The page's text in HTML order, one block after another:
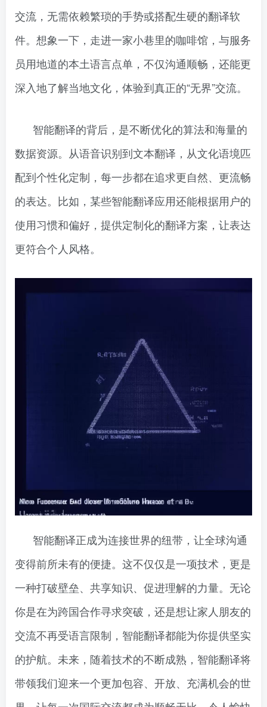
交流，无需依赖繁琐的手势或搭配生硬的翻译软
件。想象一下，走进一家小巷里的咖啡馆，与服务
员用地道的本土语言点单，不仅沟通顺畅，还能更
深入地了解当地文化，体验到真正的“无界”交流。
智能翻译的背后，是不断优化的算法和海量的
数据资源。从语音识别到文本翻译，从文化语境匹
配到个性化定制，每一步都在追求更自然、更流畅
的表达。比如，某些智能翻译应用还能根据用户的
使用习惯和偏好，提供定制化的翻译方案，让表达
更符合个人风格。
智能翻译正成为连接世界的纽带，让全球沟通
变得前所未有的便捷。这不仅仅是一项技术，更是
一种打破壁垒、共享知识、促进理解的力量。无论
你是在为跨国合作寻求突破，还是想让家人朋友的
交流不再受语言限制，智能翻译都能为你提供坚实
的护航。未来，随着技术的不断成熟，智能翻译将
带领我们迎来一个更加包容、开放、充满机会的世